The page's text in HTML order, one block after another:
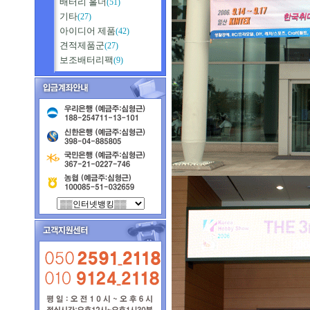
(51)
기타(27)
아이디어 제품(42)
견적제품군(27)
보조배터리팩(9)